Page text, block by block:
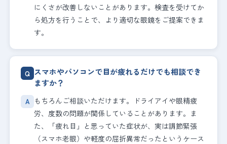
にくさが改善しないことがあります。検査を受けてか
ら処方を行うことで、より適切な眼鏡をご提案できま
す。
スマホやパソコンで目が疲れるだけでも相談でき
ますか？
もちろんご相談いただけます。ドライアイや眼精疲
労、度数の問題が関係していることがあります。ま
た、「疲れ目」と思っていた症状が、実は調節緊張
（スマホ老眼）や軽度の屈折異常だったというケース